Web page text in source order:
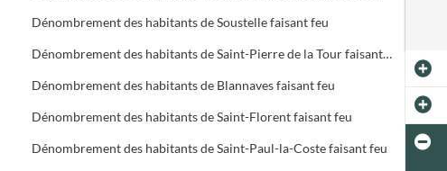
Dénombrement des habitants de Soustelle faisant feu
Dénombrement des habitants de Saint-Pierre de la Tour faisant feu
Dénombrement des habitants de Blannaves faisant feu
Dénombrement des habitants de Saint-Florent faisant feu
Dénombrement des habitants de Saint-Paul-la-Coste faisant feu